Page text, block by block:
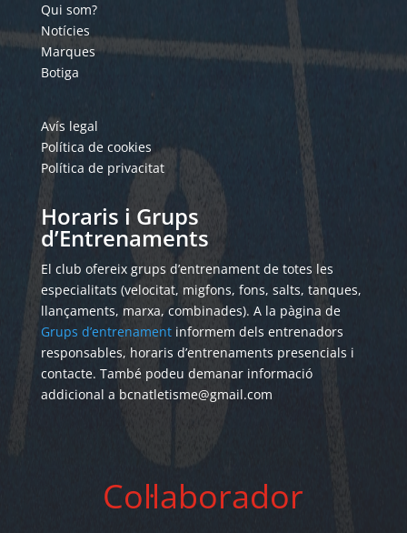
Qui som?
Notícies
Marques
Botiga
Avís legal
Política de cookies
Política de privacitat
Horaris i Grups
d’Entrenaments
El club ofereix grups d’entrenament de totes les
especialitats (velocitat, migfons, fons, salts, tanques,
llançaments, marxa, combinades). A la pàgina de
Grups d’entrenamentinformem dels entrenadors
responsables, horaris d’entrenaments presencials i
contacte. També podeu demanar informació
addicional a bcnatletisme@gmail.com
Col·laborador